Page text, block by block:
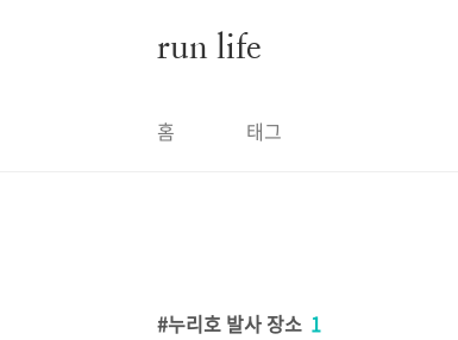
run life
홈 태그
누리호 발사 장소 1